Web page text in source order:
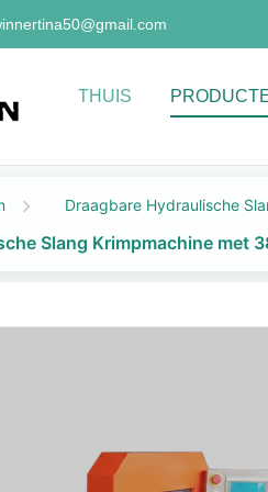
THUIS
Draagbare Hydraulische
Slang Krimpmachine